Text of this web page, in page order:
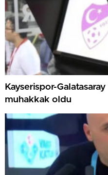
Kayserispor-
muhakkak oldu